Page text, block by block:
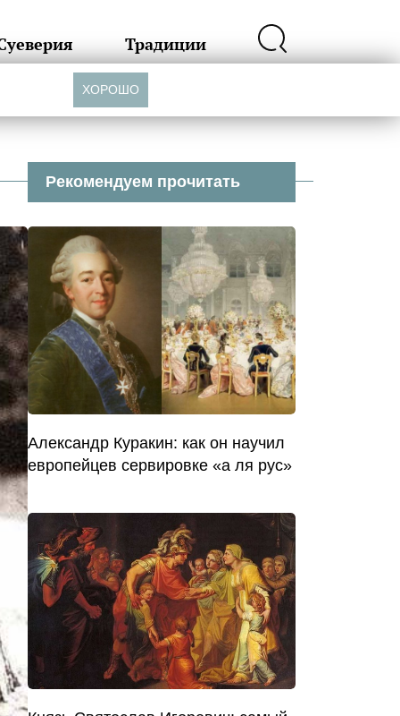
Традиции
Рекомендуем прочитать
Александр Куракин: как он научил
европейцев сервировке «а ля рус»
ХОРОШО